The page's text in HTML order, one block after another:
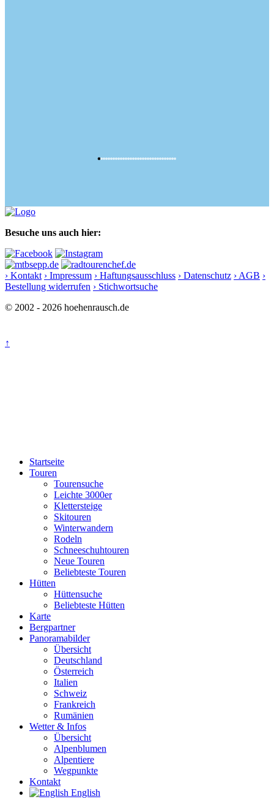
Besuche uns auch hier:
› Kontakt › Impressum › Haftungsausschluss › Datenschutz › AGB ›
Bestellung widerrufen › Stichwortsuche
© 2002 - 2026 hoehenrausch.de
↑
Startseite
Touren
Tourensuche
Leichte 3000er
Klettersteige
Skitouren
Winterwandern
Rodeln
Schneeschuhtouren
Neue Touren
Beliebteste Touren
Hütten
Hüttensuche
Beliebteste Hütten
Karte
Bergpartner
Panoramabilder
Übersicht
Deutschland
Österreich
Italien
Schweiz
Frankreich
Rumänien
Wetter & Infos
Übersicht
Alpenblumen
Alpentiere
Wegpunkte
Kontakt
English